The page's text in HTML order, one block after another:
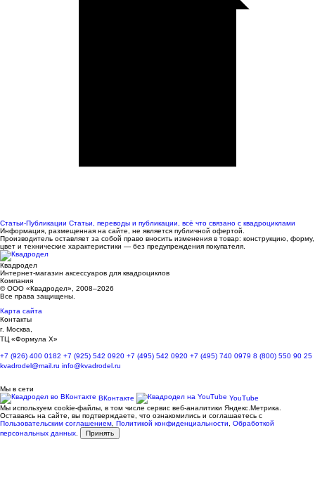
Статьи-Публикации Статьи, переводы и публикации, всё что связано с квадроциклами
Информация, размещенная на сайте, не является публичной офертой.
Производитель оставляет за собой право вносить изменения в товар: конструкцию, форму,
цвет и технические характеристики — без предупреждения покупателя.
Квадродел
Интернет-магазин аксессуаров для квадроциклов
Компания
© ООО «Квадродел», 2008–2026
Все права защищены.
Карта сайта
Контакты
г. Москва,
ТЦ «Формула Х»
+7 (926) 400 0182 +7 (925) 542 0920 +7 (495) 542 0920 +7 (495) 740 0979 8 (800) 550 90 25
kvadrodel@mail.ru info@kvadrodel.ru
Мы в сети
ВКонтакте
YouTube
Мы используем cookie-файлы, в том числе сервис веб-аналитики Яндекс.Метрика.
Оставаясь на сайте, вы подтверждаете, что ознакомились и соглашаетесь с
Пользовательским соглашением, Политикой конфиденциальности, Обработкой
персональных данных. Принять